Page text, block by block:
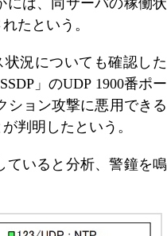
には、同サーバの稼働状
たという。
況についても確認した
」のUDP 1900番ポー
ション攻撃に悪用できる
判明したという。
ていると分析、警鐘を鳴